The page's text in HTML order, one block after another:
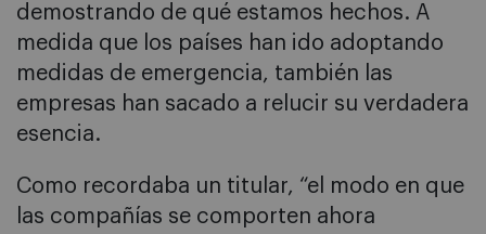
demostrando de qué estamos hechos. A
medida que los países han ido adoptando
medidas de emergencia, también las
empresas han sacado a relucir su verdadera
esencia.
Como recordaba un titular, “el modo en que
las compañías se comporten ahora